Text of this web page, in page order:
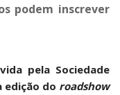
podem inscrever
pela Sociedade
edição do roadshow